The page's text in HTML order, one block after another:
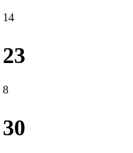
14
23
8
30